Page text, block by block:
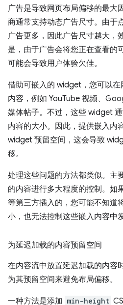
广告是导致网页布局偏移的最大
商通常支持动态广告尺寸。由于
广告更多，因此广告尺寸越大，
是，由于广告会将您正在查看的
可能会导致用户体验欠佳。
借助可嵌入的 widget，您可以
内容，例如 YouTube 视频、
媒体帖子。不过，这些 widget
内容的大小。因此，提供嵌入内
widget 预留空间，这会导致
移。
处理这些问题的方法都类似。主
的内容进行多大程度的控制。如
等第三方插入的，您可能不知道
小，也无法控制这些嵌入内容中
为延迟加载的内容预留空间
在内容流中放置延迟加载的内容
为其预留空间来避免布局偏移。
一种方法是添加 min-height